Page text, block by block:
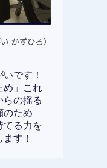
です！
め」これ
らの揺る
のため
てる力を
す！